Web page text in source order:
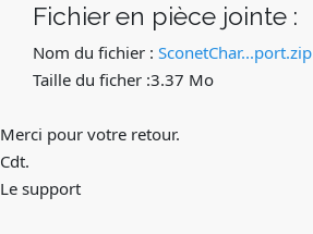
Fichier en pièce jointe :
Nom du fichier : SconetChar...port.zip
Taille du ficher :3.37 Mo
Merci pour votre retour.
Cdt.
Le support